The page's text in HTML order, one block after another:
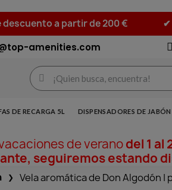
descuento a partir de 200 € ✔
amenities.com
DE RECARGA 5L DISPENSADORES DE JABÓN
de veranodel 1 al
seguiremos estando
Vela aromática de Don Algodón |